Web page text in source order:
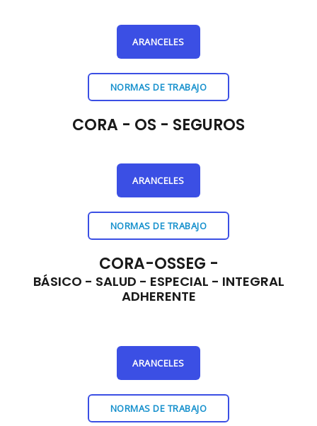
ARANCELES
NORMAS DE TRABAJO
CORA - OS - SEGUROS
ARANCELES
NORMAS DE TRABAJO
CORA-OSSEG -
BÁSICO - SALUD - ESPECIAL - INTEGRAL
ADHERENTE
ARANCELES
NORMAS DE TRABAJO